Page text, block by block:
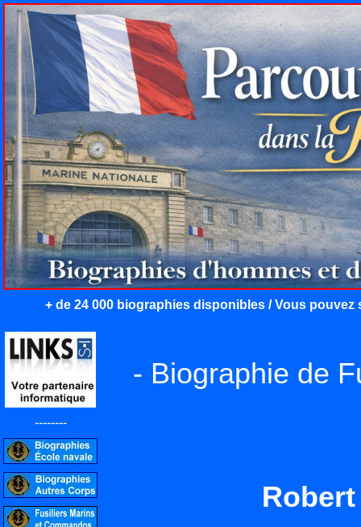
+ de 24 000 biographies disponibles / Vous
--------
- Biographie de